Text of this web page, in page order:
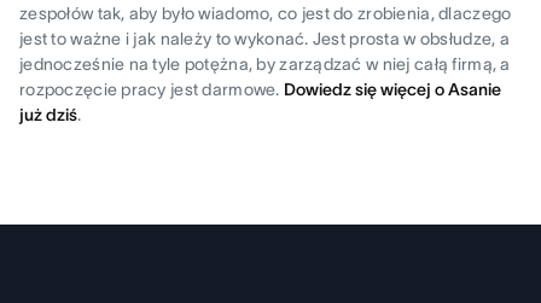
zespołów tak, aby było wiadomo, co jest do zrobienia, dlaczego
jest to ważne i jak należy to wykonać. Jest prosta w obsłudze, a
jednocześnie na tyle potężna, by zarządzać w niej całą firmą, a
rozpoczęcie pracy jest darmowe. Dowiedz się więcej o Asanie
już dziś.